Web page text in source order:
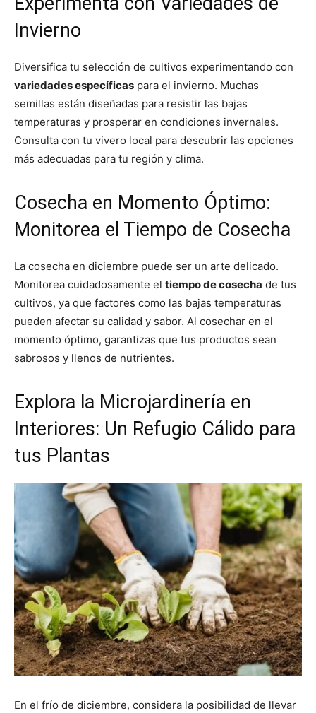
Invierno
Diversifica tu selección de cultivos experimentando con
variedades específicas para el invierno. Muchas
semillas están diseñadas para resistir las bajas
temperaturas y prosperar en condiciones invernales.
Consulta con tu vivero local para descubrir las opciones
más adecuadas para tu región y clima.
Cosecha en Momento Óptimo:
Monitorea el Tiempo de Cosecha
La cosecha en diciembre puede ser un arte delicado.
Monitorea cuidadosamente el tiempo de cosecha de tus
cultivos, ya que factores como las bajas temperaturas
pueden afectar su calidad y sabor. Al cosechar en el
momento óptimo, garantizas que tus productos sean
sabrosos y llenos de nutrientes.
Explora la Microjardinería en
Interiores: Un Refugio Cálido para
tus Plantas
En el frío de diciembre, considera la posibilidad de llevar